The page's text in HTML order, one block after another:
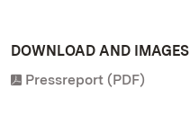
DOWNLOAD AND IMAGES
Pressreport (PDF)